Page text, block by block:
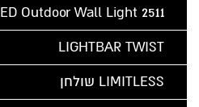
Outdoor Wall Light 2511
LIGHTBAR TWIST
LIMITLESS שולחן